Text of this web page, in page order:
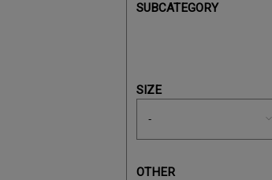
SUBCATEGORY
SIZE
OTHER